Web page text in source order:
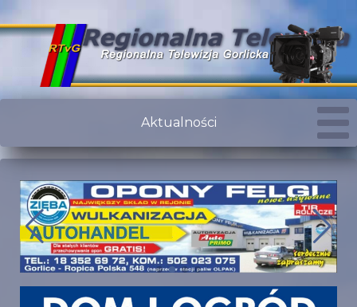
Aktualności